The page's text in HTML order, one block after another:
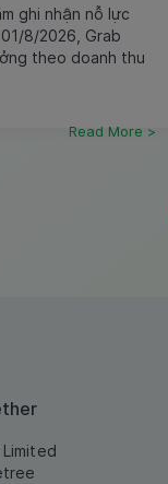
ghi nhận nỗ lực
8/2026, Grab
theo doanh thu
Read More >